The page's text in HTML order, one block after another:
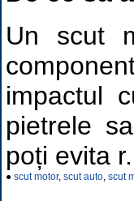
Un scut
impactul
pietrele
poți evita
● scut motor, scut auto, scut